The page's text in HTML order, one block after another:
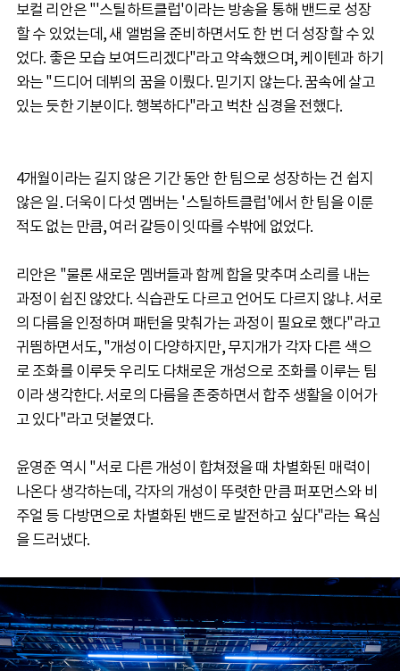
보컬 리안은 "'스틸하트클럽'이라는 방송을 통해 밴드로 성장
할 수 있었는데, 새 앨범을 준비하면서도 한 번 더 성장할 수 있
었다. 좋은 모습 보여드리겠다"라고 약속했으며, 케이텐과 하기
와는 "드디어 데뷔의 꿈을 이뤘다. 믿기지 않는다. 꿈속에 살고
있는 듯한 기분이다. 행복하다"라고 벅찬 심경을 전했다.
4개월이라는 길지 않은 기간 동안 한 팀으로 성장하는 건 쉽지
않은 일. 더욱이 다섯 멤버는 '스틸하트클럽'에서 한 팀을 이룬
적도 없는 만큼, 여러 갈등이 잇따를 수밖에 없었다.
리안은 "물론 새로운 멤버들과 함께 합을 맞추며 소리를 내는
과정이 쉽진 않았다. 식습관도 다르고 언어도 다르지 않냐. 서로
의 다름을 인정하며 패턴을 맞춰가는 과정이 필요로 했다"라고
귀띔하면서도, "개성이 다양하지만, 무지개가 각자 다른 색으
로 조화를 이루듯 우리도 다채로운 개성으로 조화를 이루는 팀
이라 생각한다. 서로의 다름을 존중하면서 합주 생활을 이어가
고 있다"라고 덧붙였다.
윤영준 역시 "서로 다른 개성이 합쳐졌을 때 차별화된 매력이
나온다 생각하는데, 각자의 개성이 뚜렷한 만큼 퍼포먼스와 비
주얼 등 다방면으로 차별화된 밴드로 발전하고 싶다"라는 욕심
을 드러냈다.